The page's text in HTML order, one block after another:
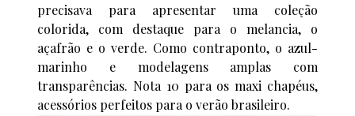
precisava para apresentar uma coleção
colorida, com destaque para o melancia, o
açafrão e o verde. Como contraponto, o azul-
marinho e modelagens amplas com
transparências. Nota 10 para os maxi chapéus,
acessórios perfeitos para o verão brasileiro.